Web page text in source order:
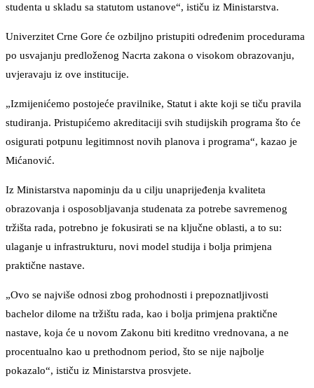
studenta u skladu sa statutom ustanove“, ističu iz Ministarstva.
Univerzitet Crne Gore će ozbiljno pristupiti određenim procedurama
po usvajanju predloženog Nacrta zakona o visokom obrazovanju,
uvjeravaju iz ove institucije.
„Izmijenićemo postojeće pravilnike, Statut i akte koji se tiču pravila
studiranja. Pristupićemo akreditaciji svih studijskih programa što će
osigurati potpunu legitimnost novih planova i programa“, kazao je
Mićanović.
Iz Ministarstva napominju da u cilju unaprijeđenja kvaliteta
obrazovanja i osposobljavanja studenata za potrebe savremenog
tržišta rada, potrebno je fokusirati se na ključne oblasti, a to su:
ulaganje u infrastrukturu, novi model studija i bolja primjena
praktične nastave.
„Ovo se najviše odnosi zbog prohodnosti i prepoznatljivosti
bachelor dilome na tržištu rada, kao i bolja primjena praktične
nastave, koja će u novom Zakonu biti kreditno vrednovana, a ne
procentualno kao u prethodnom period, što se nije najbolje
pokazalo“, ističu iz Ministarstva prosvjete.